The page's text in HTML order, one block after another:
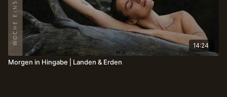
14:24
Morgen in Hingabe⎪Landen & Erden